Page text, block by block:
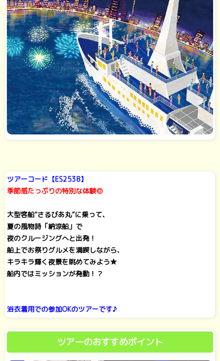
ツアーコード【ES2538】
季節感たっぷりの特別な体験◎
大型客船“さるびあ丸”に乗って、
夏の風物詩「納涼船」で
夜のクルージングへと出発！
船上でお祭りグルメを満喫しながら、
キラキラ輝く夜景を眺めてみよう★
船内ではミッションが発動！？
浴衣着用での参加OKのツアーです♪
ツアーのおすすめポイント